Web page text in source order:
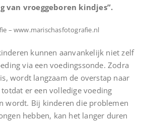
van vroeggeboren kindjes”.
– www.marischasfotografie.nl
kunnen aanvankelijk niet zelf
via een voedingssonde. Zodra
wordt langzaam de overstap naar
er een volledige voeding
wordt. Bij kinderen die problemen
hebben, kan het langer duren